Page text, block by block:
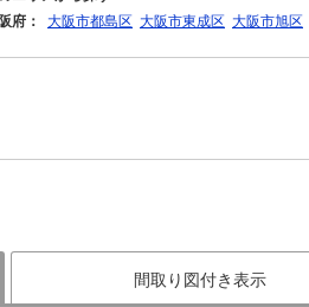
府：
大阪市都島区 大阪市東成区 大阪市旭区
間取り図付き表示